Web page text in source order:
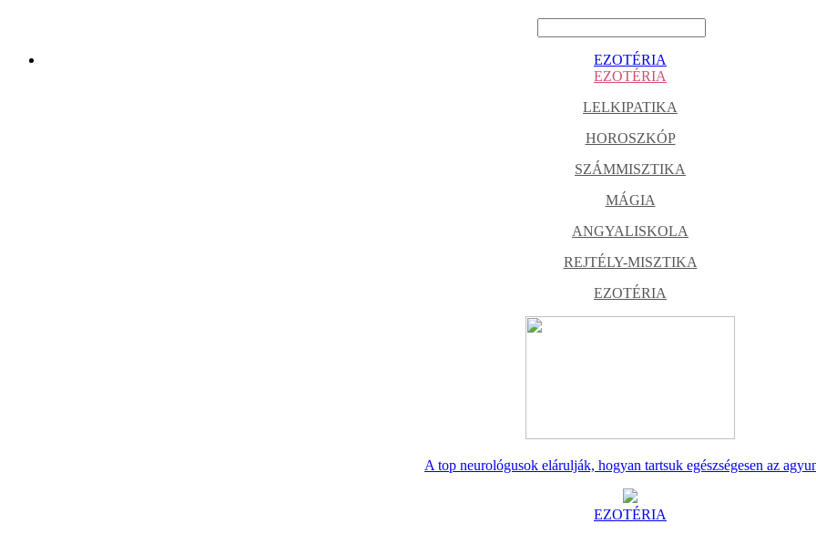
EZOTÉRIA
EZOTÉRIA
LELKIPATIKA
HOROSZKÓP
SZÁMMISZTIKA
MÁGIA
ANGYALISKOLA
REJTÉLY-MISZTIKA
EZOTÉRIA
A top neurológusok elárulják, hogyan tartsuk egészségesen az
EZOTÉRIA